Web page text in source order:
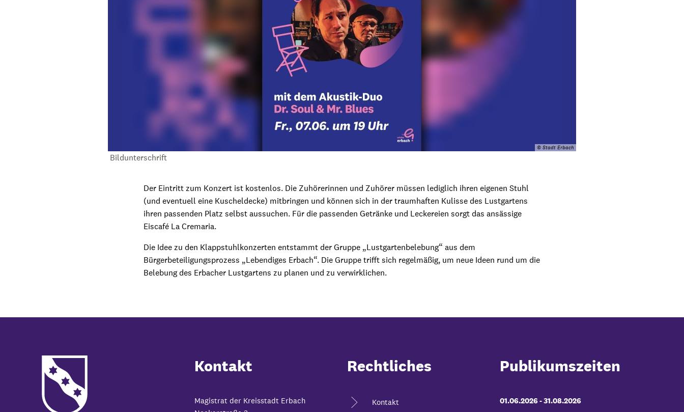
© Stadt Erbach
Bildunterschrift
Der Eintritt zum Konzert ist kostenlos. Die Zuhörerinnen und Zuhörer müssen lediglich ihren eigenen Stuhl
(und eventuell eine Kuscheldecke) mitbringen und können sich in der traumhaften Kulisse des Lustgartens
ihren passenden Platz selbst aussuchen. Für die passenden Getränke und Leckereien sorgt das ansässige
Eiscafé La Cremaria.
Die Idee zu den Klappstuhlkonzerten entstammt der Gruppe „Lustgartenbelebung“ aus dem
Bürgerbeteiligungsprozess „Lebendiges Erbach“. Die Gruppe trifft sich regelmäßig, um neue Ideen rund um die
Belebung des Erbacher Lustgartens zu planen und zu verwirklichen.
Kontakt
Magistrat der Kreisstadt Erbach
Rechtliches
Kontakt
Publikumszeiten
01.06.2026-bis
31.08.2026